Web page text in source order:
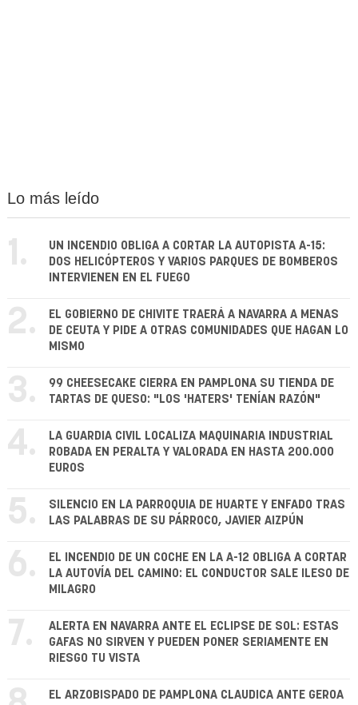
Lo más leído
1.
UN INCENDIO OBLIGA A CORTAR LA AUTOPISTA A-15:
DOS HELICÓPTEROS Y VARIOS PARQUES DE BOMBEROS
INTERVIENEN EN EL FUEGO
2.
EL GOBIERNO DE CHIVITE TRAERÁ A NAVARRA A MENAS
DE CEUTA Y PIDE A OTRAS COMUNIDADES QUE HAGAN LO
MISMO
3.
99 CHEESECAKE CIERRA EN PAMPLONA SU TIENDA DE
TARTAS DE QUESO: "LOS 'HATERS' TENÍAN RAZÓN"
4.
LA GUARDIA CIVIL LOCALIZA MAQUINARIA INDUSTRIAL
ROBADA EN PERALTA Y VALORADA EN HASTA 200.000
EUROS
5.
SILENCIO EN LA PARROQUIA DE HUARTE Y ENFADO TRAS
LAS PALABRAS DE SU PÁRROCO, JAVIER AIZPÚN
6.
EL INCENDIO DE UN COCHE EN LA A-12 OBLIGA A CORTAR
LA AUTOVÍA DEL CAMINO: EL CONDUCTOR SALE ILESO DE
MILAGRO
7.
ALERTA EN NAVARRA ANTE EL ECLIPSE DE SOL: ESTAS
GAFAS NO SIRVEN Y PUEDEN PONER SERIAMENTE EN
RIESGO TU VISTA
EL ARZOBISPADO DE PAMPLONA CLAUDICA ANTE GEROA